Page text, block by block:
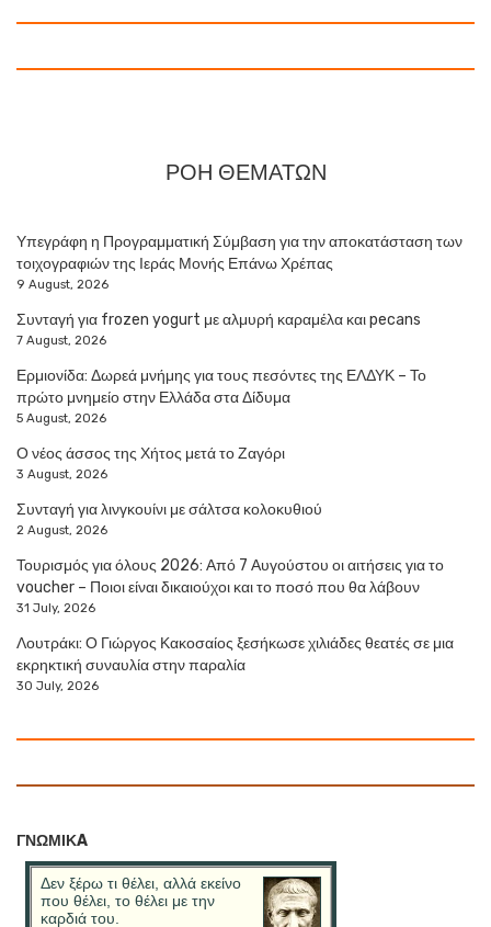
ΡΟΗ ΘΕΜΑΤΩΝ
Υπεγράφη η Προγραμματική Σύμβαση για την αποκατάσταση των
τοιχογραφιών της Ιεράς Μονής Επάνω Χρέπας
9 August, 2026
Συνταγή για frozen yogurt με αλμυρή καραμέλα και pecans
7 August, 2026
Ερμιονίδα: Δωρεά μνήμης για τους πεσόντες της ΕΛΔΥΚ – Το
πρώτο μνημείο στην Ελλάδα στα Δίδυμα
5 August, 2026
Ο νέος άσσος της Χήτος μετά το Ζαγόρι
3 August, 2026
Συνταγή για λινγκουίνι με σάλτσα κολοκυθιού
2 August, 2026
Τουρισμός για όλους 2026: Από 7 Αυγούστου οι αιτήσεις για το
voucher – Ποιοι είναι δικαιούχοι και το ποσό που θα λάβουν
31 July, 2026
Λουτράκι: Ο Γιώργος Κακοσαίος ξεσήκωσε χιλιάδες θεατές σε μια
εκρηκτική συναυλία στην παραλία
30 July, 2026
ΓΝΩΜΙΚA